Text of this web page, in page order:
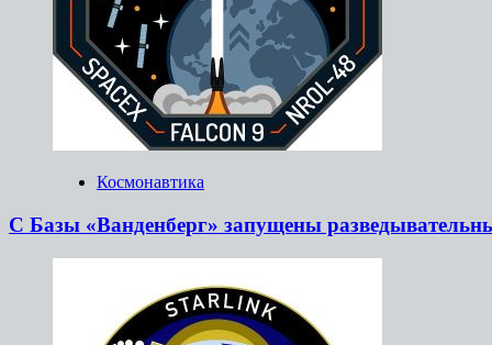
Космонавтика
С Базы «Ванденберг» запущены